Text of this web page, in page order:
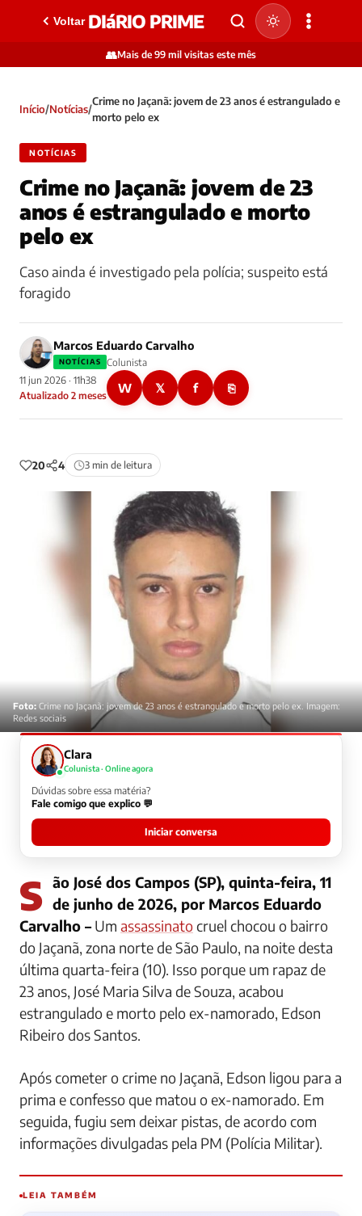
Voltar DIáRIO PRIME
👥Mais de 99 mil visitas este mês
Início/Notícias/
Crime no Jaçanã: jovem de 23 anos é estrangulado e
morto pelo ex
NOTÍCIAS
Crime no Jaçanã: jovem de 23
anos é estrangulado e morto
pelo ex
Caso ainda é investigado pela polícia; suspeito está
foragido
Marcos Eduardo Carvalho
NOTÍCIAS
Colunista
11 jun 2026 · 11h38
Atualizado 2 meses
W 𝕏 f ⎘
20 4 3 min de leitura
Foto: Crime no Jaçanã: jovem de 23 anos é estrangulado e morto pelo ex. Imagem:
Redes sociais
Clara
Colunista · Online agora
Dúvidas sobre essa matéria?
Fale comigo que explico 💬
Iniciar conversa
São José dos Campos (SP), quinta-feira, 11 de junho de 2026, por Marcos Eduardo
Carvalho – Um assassinatocruel chocou o bairro
do Jaçanã, zona norte de São Paulo, na noite desta
última quarta-feira (10). Isso porque um rapaz de
23 anos, José Maria Silva de Souza, acabou
estrangulado e morto pelo ex-namorado, Edson
Ribeiro dos Santos.
Após cometer o crime no Jaçanã, Edson ligou para a
prima e confesso que matou o ex-namorado. Em
seguida, fugiu sem deixar pistas, de acordo com
informações divulgadas pela PM (Polícia Militar).
LEIA TAMBÉM